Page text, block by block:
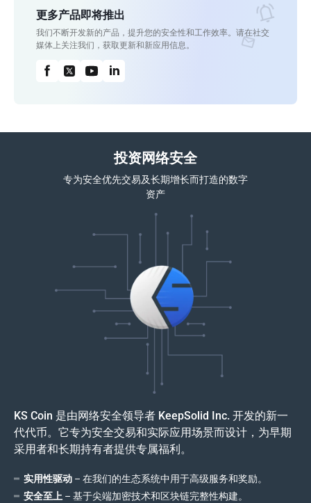
更多产品即将推出
我们不断开发新的产品，提升您的安全性和工作效率。请在社交
媒体上关注我们，获取更新和新应用信息。
投资网络安全
专为安全优先交易及长期增长而打造的数字
资产
KS Coin 是由网络安全领导者 KeepSolid Inc. 开发的新一
代代币。它专为安全交易和实际应用场景而设计，为早期
采用者和长期持有者提供专属福利。
实用性驱动 – 在我们的生态系统中用于高级服务和奖励。
安全至上 – 基于尖端加密技术和区块链完整性构建。